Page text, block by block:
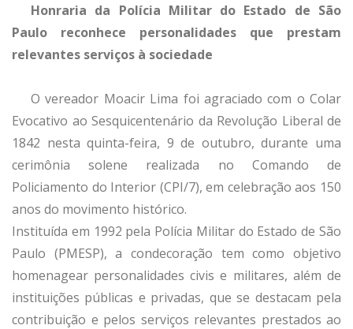
Honraria da Polícia Militar do Estado de São
Paulo reconhece personalidades que prestam
relevantes serviços à sociedade
O vereador Moacir Lima foi agraciado com o Colar
Evocativo ao Sesquicentenário da Revolução Liberal de
1842 nesta quinta-feira, 9 de outubro, durante uma
cerimônia solene realizada no Comando de
Policiamento do Interior (CPI/7), em celebração aos 150
anos do movimento histórico.
Instituída em 1992 pela Polícia Militar do Estado de São
Paulo (PMESP), a condecoração tem como objetivo
homenagear personalidades civis e militares, além de
instituições públicas e privadas, que se destacam pela
contribuição e pelos serviços relevantes prestados ao